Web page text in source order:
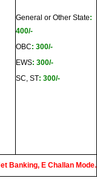
General or Other State:
400/-
OBC: 300/-
EWS: 300/-
SC, ST: 300/-
Banking, E Challan Mode.